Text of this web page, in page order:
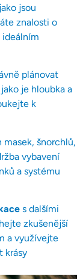
jsou
znalosti o
plánovat
je hloubka a
k
šnorchlů,
vybavení
a systému
s dalšími
zkušenější
a využívejte
krásy